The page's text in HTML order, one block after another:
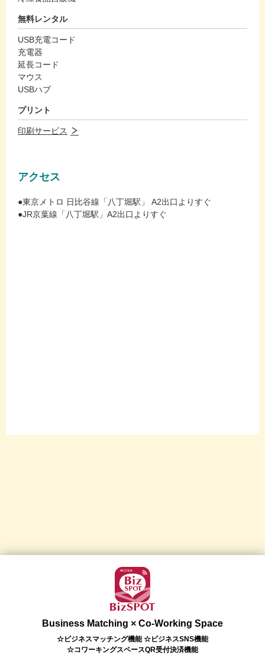
無料レンタル
USB充電コード
充電器
延長コード
マウス
USBハブ
プリント
印刷サービス
アクセス
●東京メトロ 日比谷線「八丁堀駅」 A2出口よりすぐ
●JR京葉線「八丁堀駅」A2出口よりすぐ
Business Matching × Co-Working Space
☆ビジネスマッチング機能 ☆ビジネスSNS機能
☆コワーキングスペースQR受付決済機能